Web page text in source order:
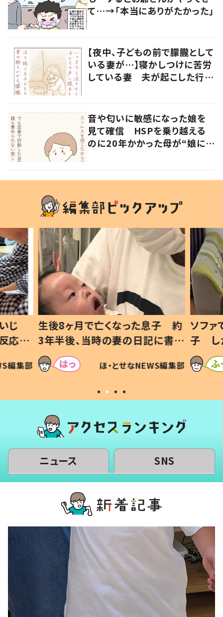
て…→「本当にありがたかった」
【夜中、子どもの前で朦朧として
いる妻が…】寝かしつけに苦労
している妻 夫が起こした行動
音や匂いに敏感になった娘を
見て確信 HSPを乗り越える
のに20年かかった母が“娘に伝
じ
応に
編集部
生後8ヶ月で亡くなった息子 約
3年半後、当時の妻の日記に書い
てあった本音とは
ほ・とせなNEWS編集部
ソファ
子 し
すべ
いから
ニュース SNS